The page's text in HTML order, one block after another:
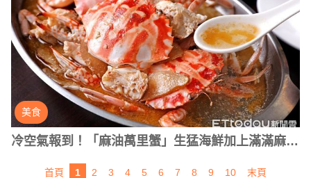
美食
冷空氣報到！「麻油萬里蟹」生猛海鮮加上滿滿麻油
香，冬季進補的好夥伴
首頁 1 2 3 4 5 6 7 8 9 10 末頁